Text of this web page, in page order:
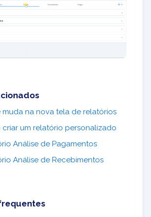
muda na nova tela de relatórios
criar um relatório personalizado
Análise de Pagamentos
Análise de Recebimentos